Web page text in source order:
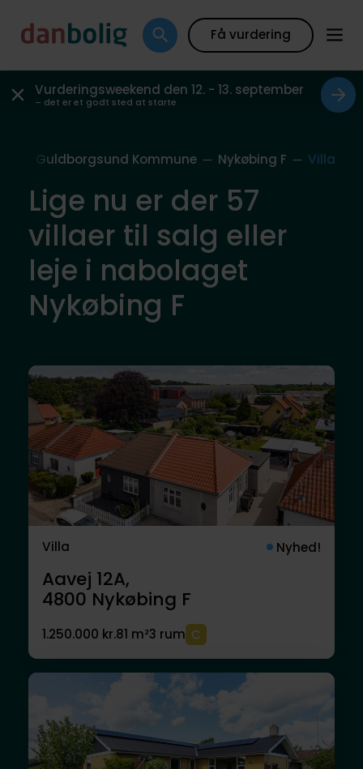
Få vurdering
Vurderingsweekend den 12. - 13. september
– det er et godt sted at starte
Guldborgsund Kommune Nykøbing F Villa
Lige nu er der 57
villaer til salg eller
leje i nabolaget
Nykøbing F
Villa Nyhed!
Aavej 12A,
4800 Nykøbing F
1.250.000 kr.81 m²3 rum